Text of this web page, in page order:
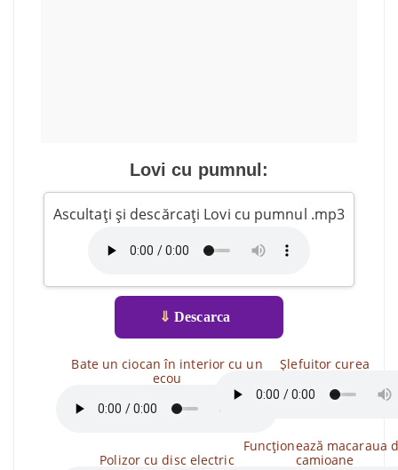
Lovi cu pumnul:
Ascultați și descărcați Lovi cu pumnul .mp3
⇓ Descarca
Bate un ciocan în interior cu un
ecou
Polizor cu disc electric
Șlefuitor curea
Funcționează macaraua
camioane